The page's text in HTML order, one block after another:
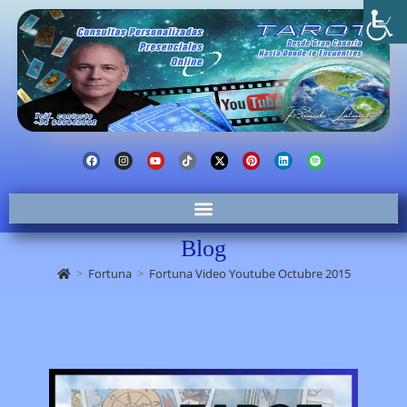
Blog
> Fortuna > Fortuna Video Youtube Octubre 2015